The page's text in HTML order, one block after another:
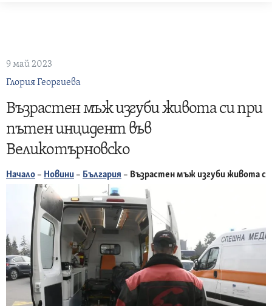
9 май 2023
Глория Георгиева
Възрастен мъж изгуби живота си при
пътен инцидент във
Великотърновско
Начало – Новини – България – Възрастен мъж изгуби живота